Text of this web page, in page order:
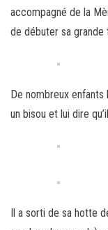
accompagné de la
de débuter sa grande
De nombreux enfants
un bisou et lui dire
Il a sorti de sa hotte